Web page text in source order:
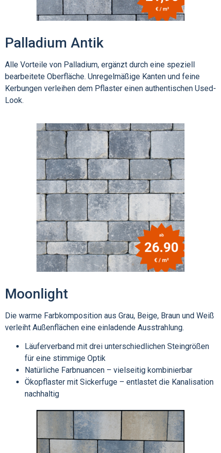
Palladium Antik
Alle Vorteile von Palladium, ergänzt durch eine speziell
bearbeitete Oberfläche. Unregelmäßige Kanten und feine
Kerbungen verleihen dem Pflaster einen authentischen Used-
Look.
Moonlight
Die warme Farbkomposition aus Grau, Beige, Braun und Weiß
verleiht Außenflächen eine einladende Ausstrahlung.
Läuferverband mit drei unterschiedlichen Steingrößen
für eine stimmige Optik
Natürliche Farbnuancen – vielseitig kombinierbar
Ökopflaster mit Sickerfuge – entlastet die Kanalisation
nachhaltig